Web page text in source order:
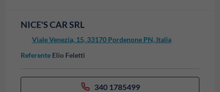
NICE'S CAR SRL
Viale Venezia, 15, 33170 Pordenone PN, Italia
Referente Elio Feletti
340 1785499